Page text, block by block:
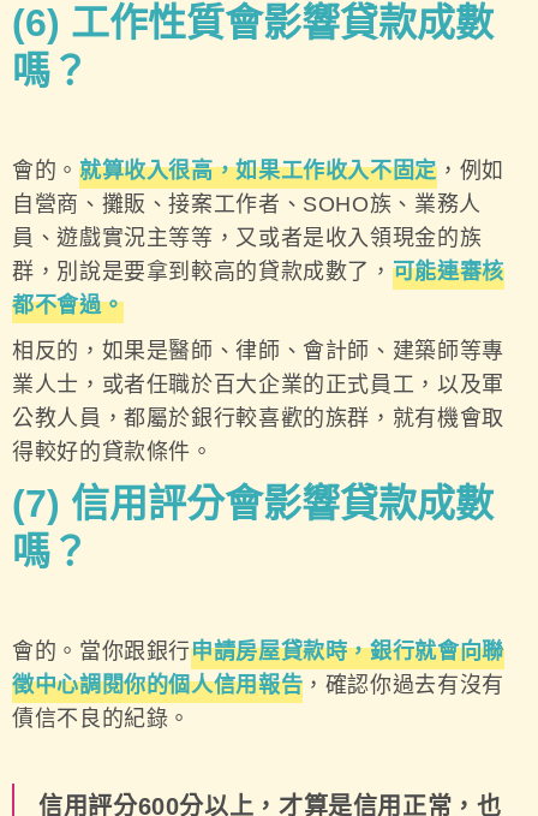
(6) 工作性質會影響貸款成數
嗎？
會的。 就算收入很高，如果工作收入不固定，例如
自營商、攤販、接案工作者、SOHO族、業務人
員、遊戲實況主等等，又或者是收入領現金的族
群，別說是要拿到較高的貸款成數了， 可能連審核
都不會過。
相反的，如果是醫師、律師、會計師、建築師等專
業人士，或者任職於百大企業的正式員工，以及軍
公教人員，都屬於銀行較喜歡的族群，就有機會取
得較好的貸款條件。
(7) 信用評分會影響貸款成數
嗎？
會的。當你跟銀行申請房屋貸款時，銀行就會向聯
徵中心調閱你的個人信用報告 ，確認你過去有沒有
債信不良的紀錄。
信用評分600分以上，才算是信用正常，也